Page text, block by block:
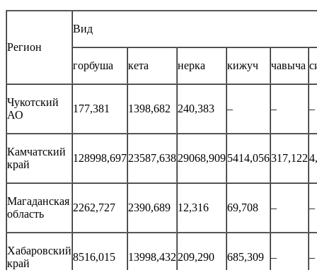
Регион
Вид
горбуша кета нерка кижуч чавыча
Чукотский
АО
177,381 1398,682 240,383 – – –
Камчатский
край
128998,69723587,63829068,9095414,056317,122
Магаданская
область
2262,727 2390,689 12,316 69,708 – –
Хабаровский
край
8516,015 13998,432 209,290 685,309 – –